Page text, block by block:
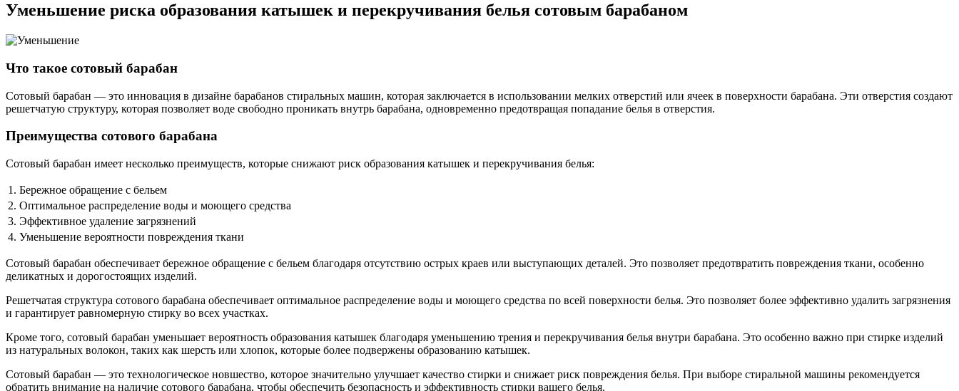
Уменьшение риска образования катышек и перекручивания белья сотовым барабаном
Что такое сотовый барабан
Сотовый барабан — это инновация в дизайне барабанов стиральных машин, которая заключается в использовании мелких отверстий или ячеек в поверхности барабана. Эти отверстия создают
решетчатую структуру, которая позволяет воде свободно проникать внутрь барабана, одновременно предотвращая попадание белья в отверстия.
Преимущества сотового барабана
Сотовый барабан имеет несколько преимуществ, которые снижают риск образования катышек и перекручивания белья:
1. Бережное обращение с бельем
2. Оптимальное распределение воды и моющего средства
3. Эффективное удаление загрязнений
4. Уменьшение вероятности повреждения ткани
Сотовый барабан обеспечивает бережное обращение с бельем благодаря отсутствию острых краев или выступающих деталей. Это позволяет предотвратить повреждения ткани, особенно
деликатных и дорогостоящих изделий.
Решетчатая структура сотового барабана обеспечивает оптимальное распределение воды и моющего средства по всей поверхности белья. Это позволяет более эффективно удалить загрязнения
и гарантирует равномерную стирку во всех участках.
Кроме того, сотовый барабан уменьшает вероятность образования катышек благодаря уменьшению трения и перекручивания белья внутри барабана. Это особенно важно при стирке изделий
из натуральных волокон, таких как шерсть или хлопок, которые более подвержены образованию катышек.
Сотовый барабан — это технологическое новшество, которое значительно улучшает качество стирки и снижает риск повреждения белья. При выборе стиральной машины рекомендуется
обратить внимание на наличие сотового барабана, чтобы обеспечить безопасность и эффективность стирки вашего белья.